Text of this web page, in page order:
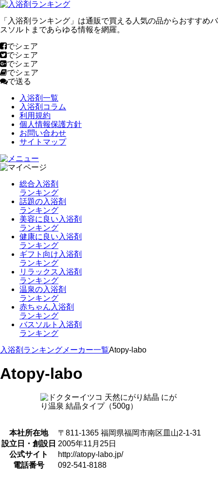
「入浴剤ランキング」は通販で買える人気の品からおすすめバ
スソルトまであらゆる情報を網羅。
でシェア
でシェア
でシェア
でシェア
で送る
入浴剤一覧
入浴剤コラム
利用規約
個人情報保護方針
お問い合わせ
サイトマップ
総合入浴剤
ランキング
話題の入浴剤
ランキング
美容に良い入浴剤
ランキング
健康に良い入浴剤
ランキング
ギフト向け入浴剤
ランキング
リラックス入浴剤
ランキング
温泉の入浴剤
ランキング
赤ちゃん入浴剤
ランキング
バスソルト入浴剤
ランキング
入浴剤ランキング メーカー一覧Atopy-labo
Atopy-labo
本社所在地
〒811-1365 福岡県福岡市南区皿山2-1-31
設立日・創設日 2005年11月25日
公式サイト
http://atopy-labo.jp/
電話番号
092-541-8188